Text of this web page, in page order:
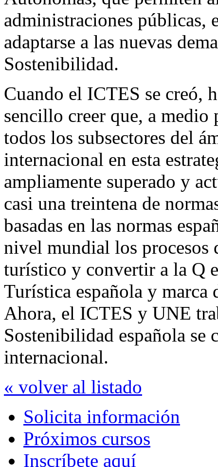
administraciones públicas,
adaptarse a las nuevas
Sostenibilidad.
Cuando el ICTES se creó,
sencillo creer que, a
todos los subsectores del
internacional en esta
ampliamente superado y
casi una treintena de
basadas en las normas
nivel mundial los procesos
turístico y convertir a la Q
Turística española y
Ahora, el ICTES y UNE
Sostenibilidad española se
internacional.
« volver al listado
Solicita información
Próximos cursos
Inscríbete aquí